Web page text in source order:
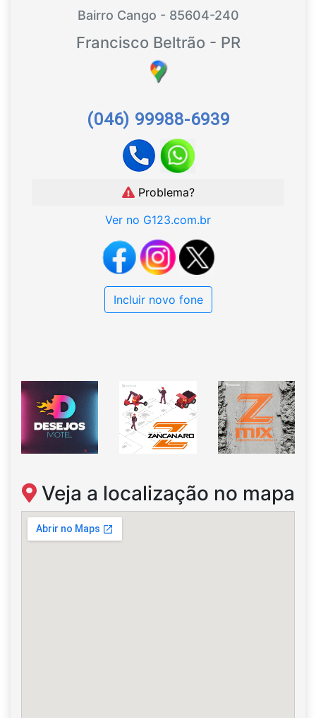
Bairro Cango - 85604-240
Francisco Beltrão - PR
(046) 99988-6939
Problema?
Ver no G123.com.br
Incluir novo fone
Veja a localização no mapa